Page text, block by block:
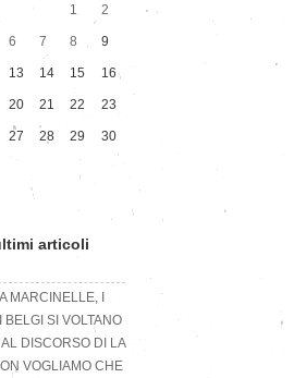
1
2
6 7 8 9
13 14 15 16
20 21 22 23
27 28 29 30
articoli
MARCINELLE, I
BELGI SI VOLTANO
DISCORSO DI LA
VOGLIAMO CHE